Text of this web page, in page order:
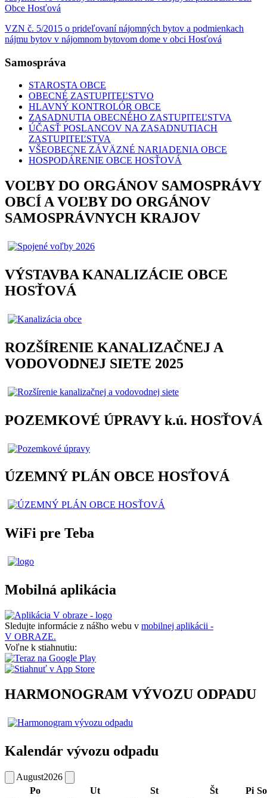
Obce Hosťová
VZN č. 5/2015 o prideľovaní nájomných bytov a podmienkach
nájmu bytov v nájomnom bytovom dome v obci Hosťová
Samospráva
STAROSTA OBCE
OBECNÉ ZASTUPITEĽSTVO
HLAVNÝ KONTROLÓR OBCE
ZASADNUTIA OBECNÉHO ZASTUPITEĽSTVA
ÚČASŤ POSLANCOV NA ZASADNUTIACH
ZASTUPITEĽSTVA
VŠEOBECNE ZÁVÄZNÉ NARIADENIA OBCE
HOSPODÁRENIE OBCE HOSŤOVÁ
VOĽBY DO ORGÁNOV SAMOSPRÁVY
OBCÍ A VOĽBY DO ORGÁNOV
SAMOSPRÁVNYCH KRAJOV
VÝSTAVBA KANALIZÁCIE OBCE
HOSŤOVÁ
ROZŠÍRENIE KANALIZAČNEJ A
VODOVODNEJ SIETE 2025
POZEMKOVÉ ÚPRAVY k.ú. HOSŤOVÁ
ÚZEMNÝ PLÁN OBCE HOSŤOVÁ
WiFi pre Teba
Mobilná aplikácia
Sledujte informácie z nášho webu v mobilnej aplikácii -
V OBRAZE.
Voľne k stiahnutiu:
HARMONOGRAM VÝVOZU ODPADU
Kalendár vývozu odpadu
August2026
Po
Ut St Št Pi So